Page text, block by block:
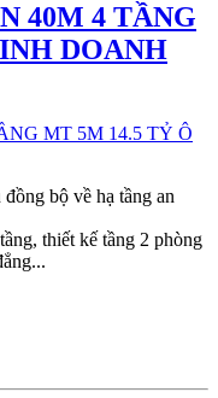
40M 4 TẦNG
DOANH
bộ về hạ tầng an
thiết kế tầng 2 phòng